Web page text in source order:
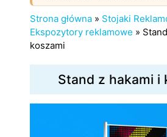
Strona główna » Stojaki
Ekspozytory reklamowe »
koszami
Stand z hakami i